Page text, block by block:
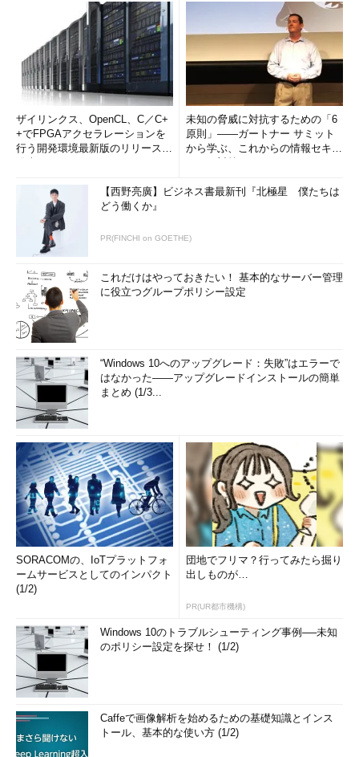
ザイリンクス、OpenCL、C／C+
+でFPGAアクセラレーションを
行う開発環境最新版のリリースを
未知の脅威に対抗するための「6
原則」――ガートナー サミット
から学ぶ、これからの情報セキュ
【西野亮廣】ビジネス書最新刊『北極星 僕たちは
どう働くか』
PR(FINCHI on GOETHE)
これだけはやっておきたい！ 基本的なサーバー管理
に役立つグループポリシー設定
“Windows 10へのアップグレード：失敗”はエラーで
はなかった――アップグレードインストールの簡単
まとめ (1/3...
SORACOMの、IoTプラットフォ
ームサービスとしてのインパクト
(1/2)
団地でフリマ？行ってみたら掘り
出しものが…
PR(UR都市機構)
Windows 10のトラブルシューティング事例──未知
のポリシー設定を探せ！ (1/2)
Caffeで画像解析を始めるための基礎知識とインス
トール、基本的な使い方 (1/2)